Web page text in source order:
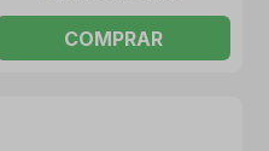
COMPRAR